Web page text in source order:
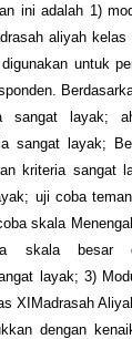
ini adalah 1)
aliyah
untuk
sangat layak;
sangat layak;
kriteria sangat
uji coba
skala
skala besar
layak; 3)
XIMadrasah
dengan